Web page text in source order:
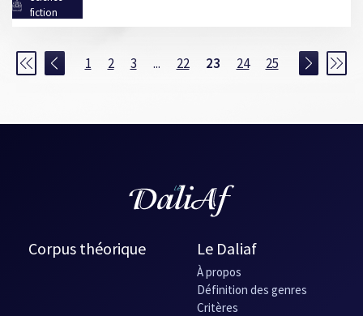
fiction
1 2 3 ... 22 23 24 25
Corpus théorique Le Daliaf
À propos
Définition des genres
Critères